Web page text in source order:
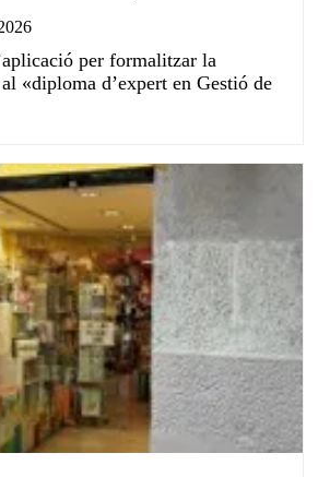
per formalitzar la
«diploma d’expert en Gestió de